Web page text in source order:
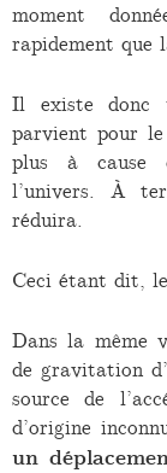
moment
rapidement que
Il existe donc
parvient pour
plus à cause
l’univers. À
réduira.
Ceci étant dit, le
Dans la même
de gravitation
source de
d’origine
un